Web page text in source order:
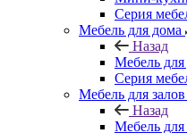
Серия
Мебель для дома
Назад
Мебель для
Серия
Мебель для залов
Назад
Мебель для